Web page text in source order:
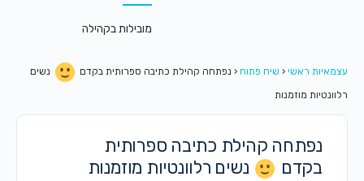
מובילות בקהילה
עצמאיות ראשי ‹ שיח פתוח ‹ נפתחה קהילת כתיבה ספרותית בקדם נשים
רלוונטיות מוזמנות
נפתחה קהילת כתיבה ספרותית
בקדם
נשים רלוונטיות מוזמנות